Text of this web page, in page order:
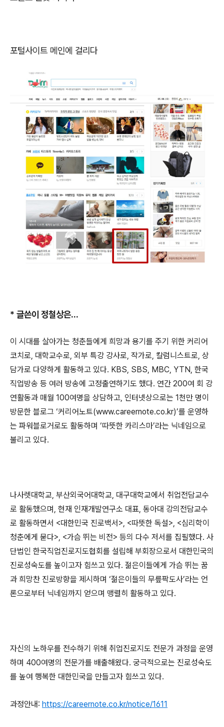
포털사이트 메인에 걸리다
* 글쓴이 정철상은...
이 시대를 살아가는 청춘들에게 희망과 용기를 주기 위한 커리어
코치로, 대학교수로, 외부 특강 강사로, 작가로, 칼럼니스트로, 상
담가로 다양하게 활동하고 있다. KBS, SBS, MBC, YTN, 한국
직업방송 등 여러 방송에 고정출연하기도 했다. 연간 200여 회 강
연활동과 매월 100여명을 상담하고, 인터넷상으로는 1천만 명이
방문한 블로그 ‘커리어노트(www.careernote.co.kr)’를 운영하
는 파워블로거로도 활동하며 ‘따뜻한 카리스마’라는 닉네임으로
불리고 있다.
나사렛대학교, 부산외국어대학교, 대구대학교에서 취업전담교수
로 활동했으며, 현재 인재개발연구소 대표, 동아대 강의전담교수
로 활동하면서 <대한민국 진로백서>, <따뜻한 독설>, <심리학이
청춘에게 묻다>, <가슴 뛰는 비전> 등의 다수 저서를 집필했다. 사
단법인 한국직업진로지도협회를 설립해 부회장으로서 대한민국의
진로성숙도를 높이고자 힘쓰고 있다. 젊은이들에게 가슴 뛰는 꿈
과 희망찬 진로방향을 제시하며 ‘젊은이들의 무릎팍도사’라는 언
론으로부터 닉네임까지 얻으며 맹렬히 활동하고 있다.
자신의 노하우를 전수하기 위해 취업진로지도 전문가 과정을 운영
하며 400여명의 전문가를 배출해왔다. 궁극적으로는 진로성숙도
를 높여 행복한 대한민국을 만들고자 힘쓰고 있다.
과정안내: https://careernote.co.kr/notice/1611